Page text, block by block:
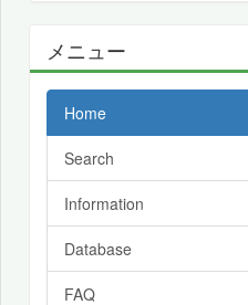
メニュー
Home
Search
Information
Database
FAQ